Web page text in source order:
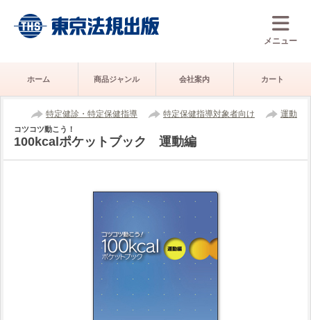
メニュー
ホーム 商品ジャンル 会社案内 カート
特定健診・特定保健指導 特定保健指導対象者向け 運動
コツコツ動こう！
100kcalポケットブック 運動編